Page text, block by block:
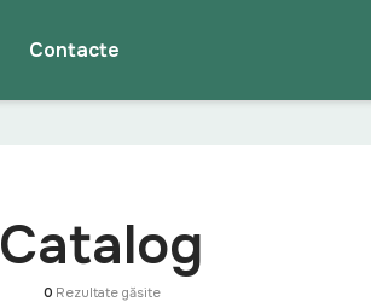
Contacte
Catalog
0 Rezultate găsite